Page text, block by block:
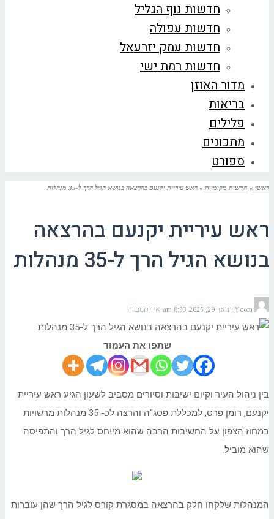
חדשות נוף הגליל
חדשות עפולה
חדשות עמק יזרעאל
חדשות רמת ישי
מדור האוזן
בריאות
פלילים
מתכונים
ספורט
ראשי » חדשות מקומיות » ראש עיריית יקנעם בהרצאה בנושא הגיל הרך ל-35 מנהלות
ראש עיריית יקנעם בהרצאה
בנושא הגיל הרך ל-35 מנהלות
Ycom ינואר 29, 2025 8:53 am אין תגובות
שתפו את העמוד
בין ניהול העיר וקיום ישיבות וסיורים מסביב לשעון הגיע ראש עיריית
יקנעם, רומן פרס, למכללת פסג"ה והרצה לכ- 35 מנהלות מרשויות
במחוז הצפון על החשיבות הרבה שהוא מייחס לגיל הרך והתפיסה
שהוא מוביל.
המנהלות שלקחו חלק בהרצאה במסגרת קורס לגיל הרך שהן עוברות